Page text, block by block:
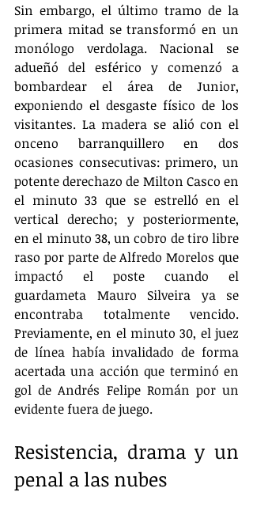
Sin embargo, el último tramo de la
primera mitad se transformó en un
monólogo verdolaga. Nacional se
adueñó del esférico y comenzó a
bombardear el área de Junior,
exponiendo el desgaste físico de los
visitantes. La madera se alió con el
onceno barranquillero en dos
ocasiones consecutivas: primero, un
potente derechazo de Milton Casco en
el minuto 33 que se estrelló en el
vertical derecho; y posteriormente,
en el minuto 38, un cobro de tiro libre
raso por parte de Alfredo Morelos que
impactó el poste cuando el
guardameta Mauro Silveira ya se
encontraba totalmente vencido.
Previamente, en el minuto 30, el juez
de línea había invalidado de forma
acertada una acción que terminó en
gol de Andrés Felipe Román por un
evidente fuera de juego.
Resistencia, drama y un
penal a las nubes